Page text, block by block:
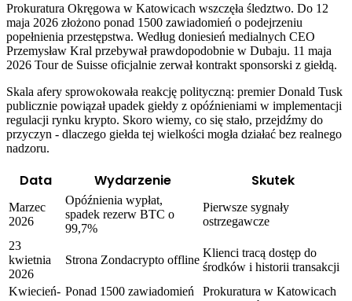
Prokuratura Okręgowa w Katowicach wszczęła śledztwo. Do 12
maja 2026 złożono ponad 1500 zawiadomień o podejrzeniu
popełnienia przestępstwa. Według doniesień medialnych CEO
Przemysław Kral przebywał prawdopodobnie w Dubaju. 11 maja
2026 Tour de Suisse oficjalnie zerwał kontrakt sponsorski z giełdą.
Skala afery sprowokowała reakcję polityczną: premier Donald Tusk
publicznie powiązał upadek giełdy z opóźnieniami w implementacji
regulacji rynku krypto. Skoro wiemy, co się stało, przejdźmy do
przyczyn - dlaczego giełda tej wielkości mogła działać bez realnego
nadzoru.
Data Wydarzenie Skutek
Marzec
2026
Opóźnienia wypłat,
spadek rezerw BTC o
99,7%
Pierwsze sygnały
ostrzegawcze
23
kwietnia
2026
Strona Zondacrypto offline
Klienci tracą dostęp do
środków i historii transakcji
Kwiecień- Ponad 1500 zawiadomień
Prokuratura w Katowicach